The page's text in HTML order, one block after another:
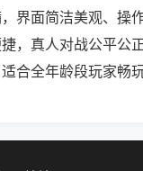
界面简洁美观、操
，真人对战公平公
合全年龄段玩家畅玩